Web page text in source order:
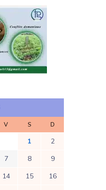
V S D
1
2
7 8
9
14 15
16